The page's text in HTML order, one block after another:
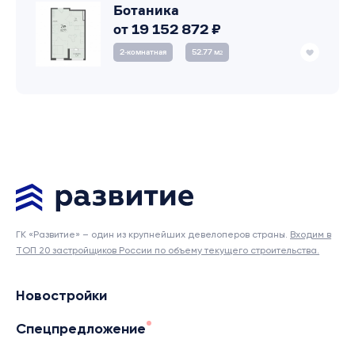
Ботаника
от 19 152 872 ₽
2‑комнатная 52.77 м2
ГК «Развитие» – один из крупнейших девелоперов страны. Входим в
ТОП 20 застройщиков России по объему текущего строительства.
Новостройки
Спецпредложение